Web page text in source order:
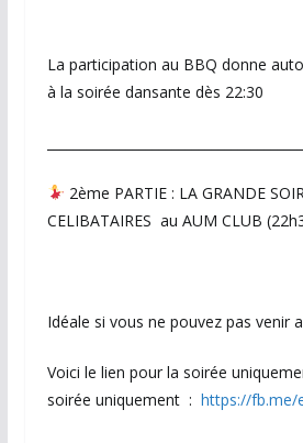
La participation au BBQ donne
à la soirée dansante dès 22:30
2ème PARTIE : LA GRANDE
CELIBATAIRES au AUM CLUB
Idéale si vous ne pouvez pas venir
Voici le lien pour la soirée
soirée uniquement : https://fb.me/